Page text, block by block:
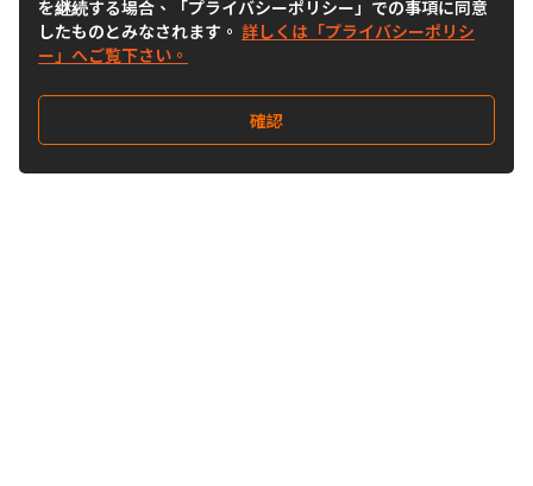
を継続する場合、「プライバシーポリシー」での事項に同意
したものとみなされます。 詳しくは「プライバシーポリシ
ー」へご覧下さい。
確認